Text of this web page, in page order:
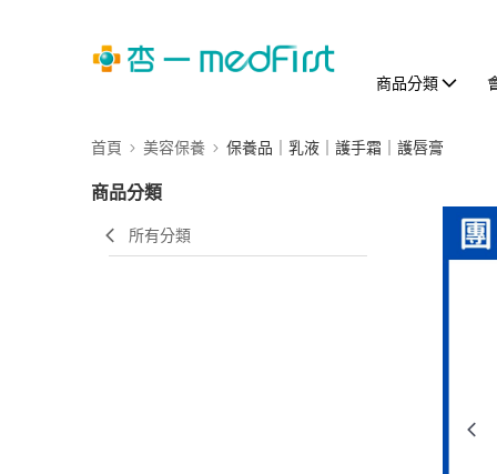
商品分類
首頁 美容保養 保養品｜乳液｜護手霜｜護唇膏
商品分類
所有分類